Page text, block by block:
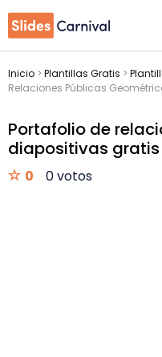
Inicio > Plantillas Gratis >
Relaciones Públicas
Portafolio de
diapositivas gratis
0 0 votos